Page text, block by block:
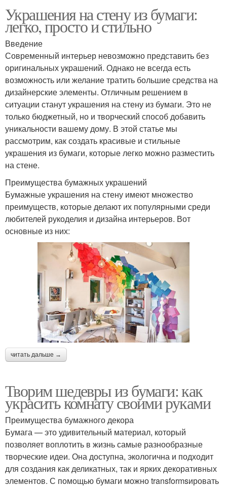
Украшения на стену из бумаги:
легко, просто и стильно
Введение
Современный интерьер невозможно представить без
оригинальных украшений. Однако не всегда есть
возможность или желание тратить большие средства на
дизайнерские элементы. Отличным решением в
ситуации станут украшения на стену из бумаги. Это не
только бюджетный, но и творческий способ добавить
уникальности вашему дому. В этой статье мы
рассмотрим, как создать красивые и стильные
украшения из бумаги, которые легко можно разместить
на стене.
Преимущества бумажных украшений
Бумажные украшения на стену имеют множество
преимуществ, которые делают их популярными среди
любителей рукоделия и дизайна интерьеров. Вот
основные из них:
читать дальше →
Творим шедевры из бумаги: как
украсить комнату своими руками
Преимущества бумажного декора
Бумага — это удивительный материал, который
позволяет воплотить в жизнь самые разнообразные
творческие идеи. Она доступна, экологична и подходит
для создания как деликатных, так и ярких декоративных
элементов. С помощью бумаги можно transformsировать